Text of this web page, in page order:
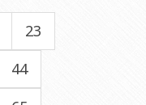
23
44